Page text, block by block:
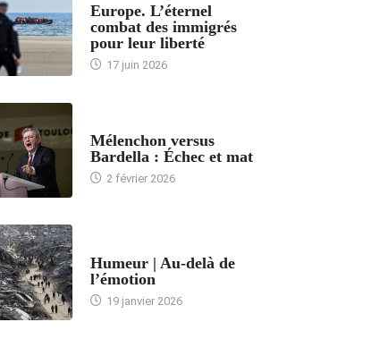
Europe. L’éternel
combat des immigrés
pour leur liberté
17 juin 2026
Mélenchon versus
Bardella : Échec et mat
2 février 2026
Humeur | Au-delà de
l’émotion
19 janvier 2026